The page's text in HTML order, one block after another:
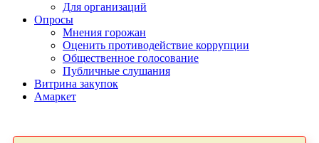
Для организаций
Опросы
Мнения горожан
Оценить противодействие коррупции
Общественное голосование
Публичные слушания
Витрина закупок
Амаркет